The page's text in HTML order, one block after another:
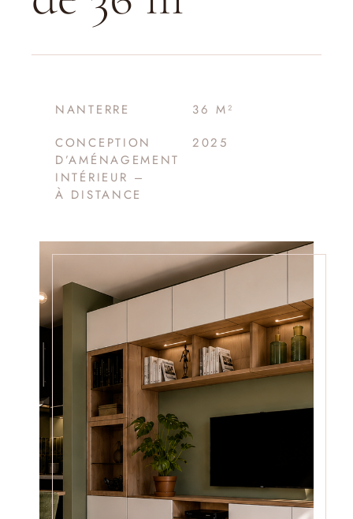
NANTERRE
CONCEPTION
D’AMÉNAGEMENT
INTÉRIEUR –
À DISTANCE
36 M²
2025